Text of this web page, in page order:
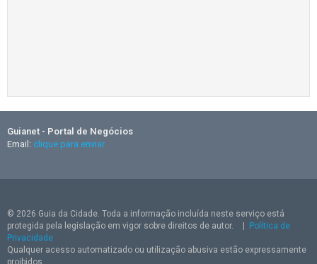
Guianet - Portal de Negócios
Email: clique para enviar
© 2026 Guia da Cidade. Toda a informação incluída neste serviço está
protegida pela legislação em vigor sobre direitos de autor.
Política de
Privacidade
Qualquer acesso automatizado ou utilização abusiva estão expressamente
proibidos.